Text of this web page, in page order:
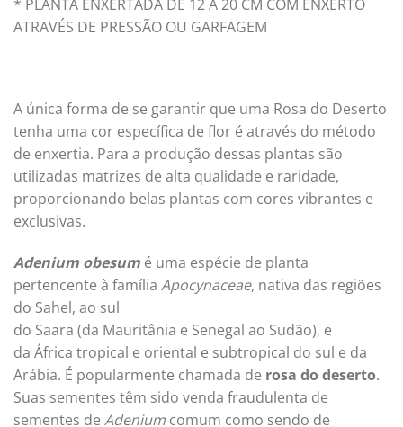
* PLANTA ENXERTADA DE 12 A 20 CM COM ENXERTO
ATRAVÉS DE PRESSÃO OU GARFAGEM
A única forma de se garantir que uma Rosa do Deserto
tenha uma cor especí­fica de flor é através do método
de enxertia. Para a produção dessas plantas são
utilizadas matrizes de alta qualidade e raridade,
proporcionando belas plantas com cores vibrantes e
exclusivas.
Adenium obesum é uma espécie de planta
pertencente à família Apocynaceae, nativa das regiões
do Sahel, ao sul
do Saara (da Mauritânia e Senegal ao Sudão), e
da África tropical e oriental e subtropical do sul e da
Arábia. É popularmente chamada de rosa do deserto.
Suas sementes têm sido venda fraudulenta de
sementes de Adenium comum como sendo de